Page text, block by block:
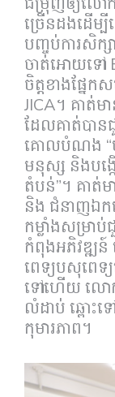
ច្រើនដងដើម្បី
បញ្ចប់ការសិក្
ចាត់អោយទៅ
ចិត្តខាងផ្នែ
JICA។ គាត់ម
ដែលគាត់បាន
គោលបំណង “ប
មនុស្ស និងបង្ក
តំបន់”។ គាត់
និង ជំនាញឯក
កម្លាំងសម្រា
កំពុងអភិវឌ្ឍន៍
ពេទ្យបសុពេទ្
ទៅហើយ លោកស
លំដាប់ ឆ្ពោះទ
កុមារភាព។